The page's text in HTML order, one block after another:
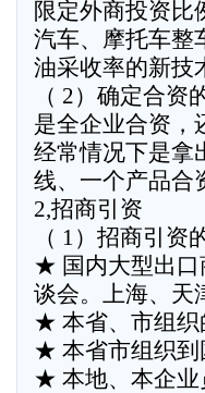
限定外商投资比
汽车、摩托车整
油采收率的新技
（ 2）确定合资
是全企业合资，
经常情况下是拿
线、一个产品合
2,招商引资
（ 1）招商引资
★ 国内大型出口
谈会。上海、天
★ 本省、市组织
★ 本省市组织到
★ 本地、本企业